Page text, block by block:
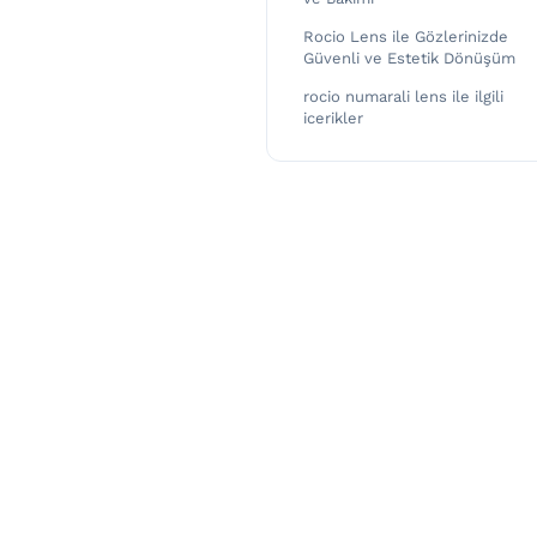
Rocio Lens ile Gözlerinizde
Güvenli ve Estetik Dönüşüm
rocio numarali lens ile ilgili
icerikler